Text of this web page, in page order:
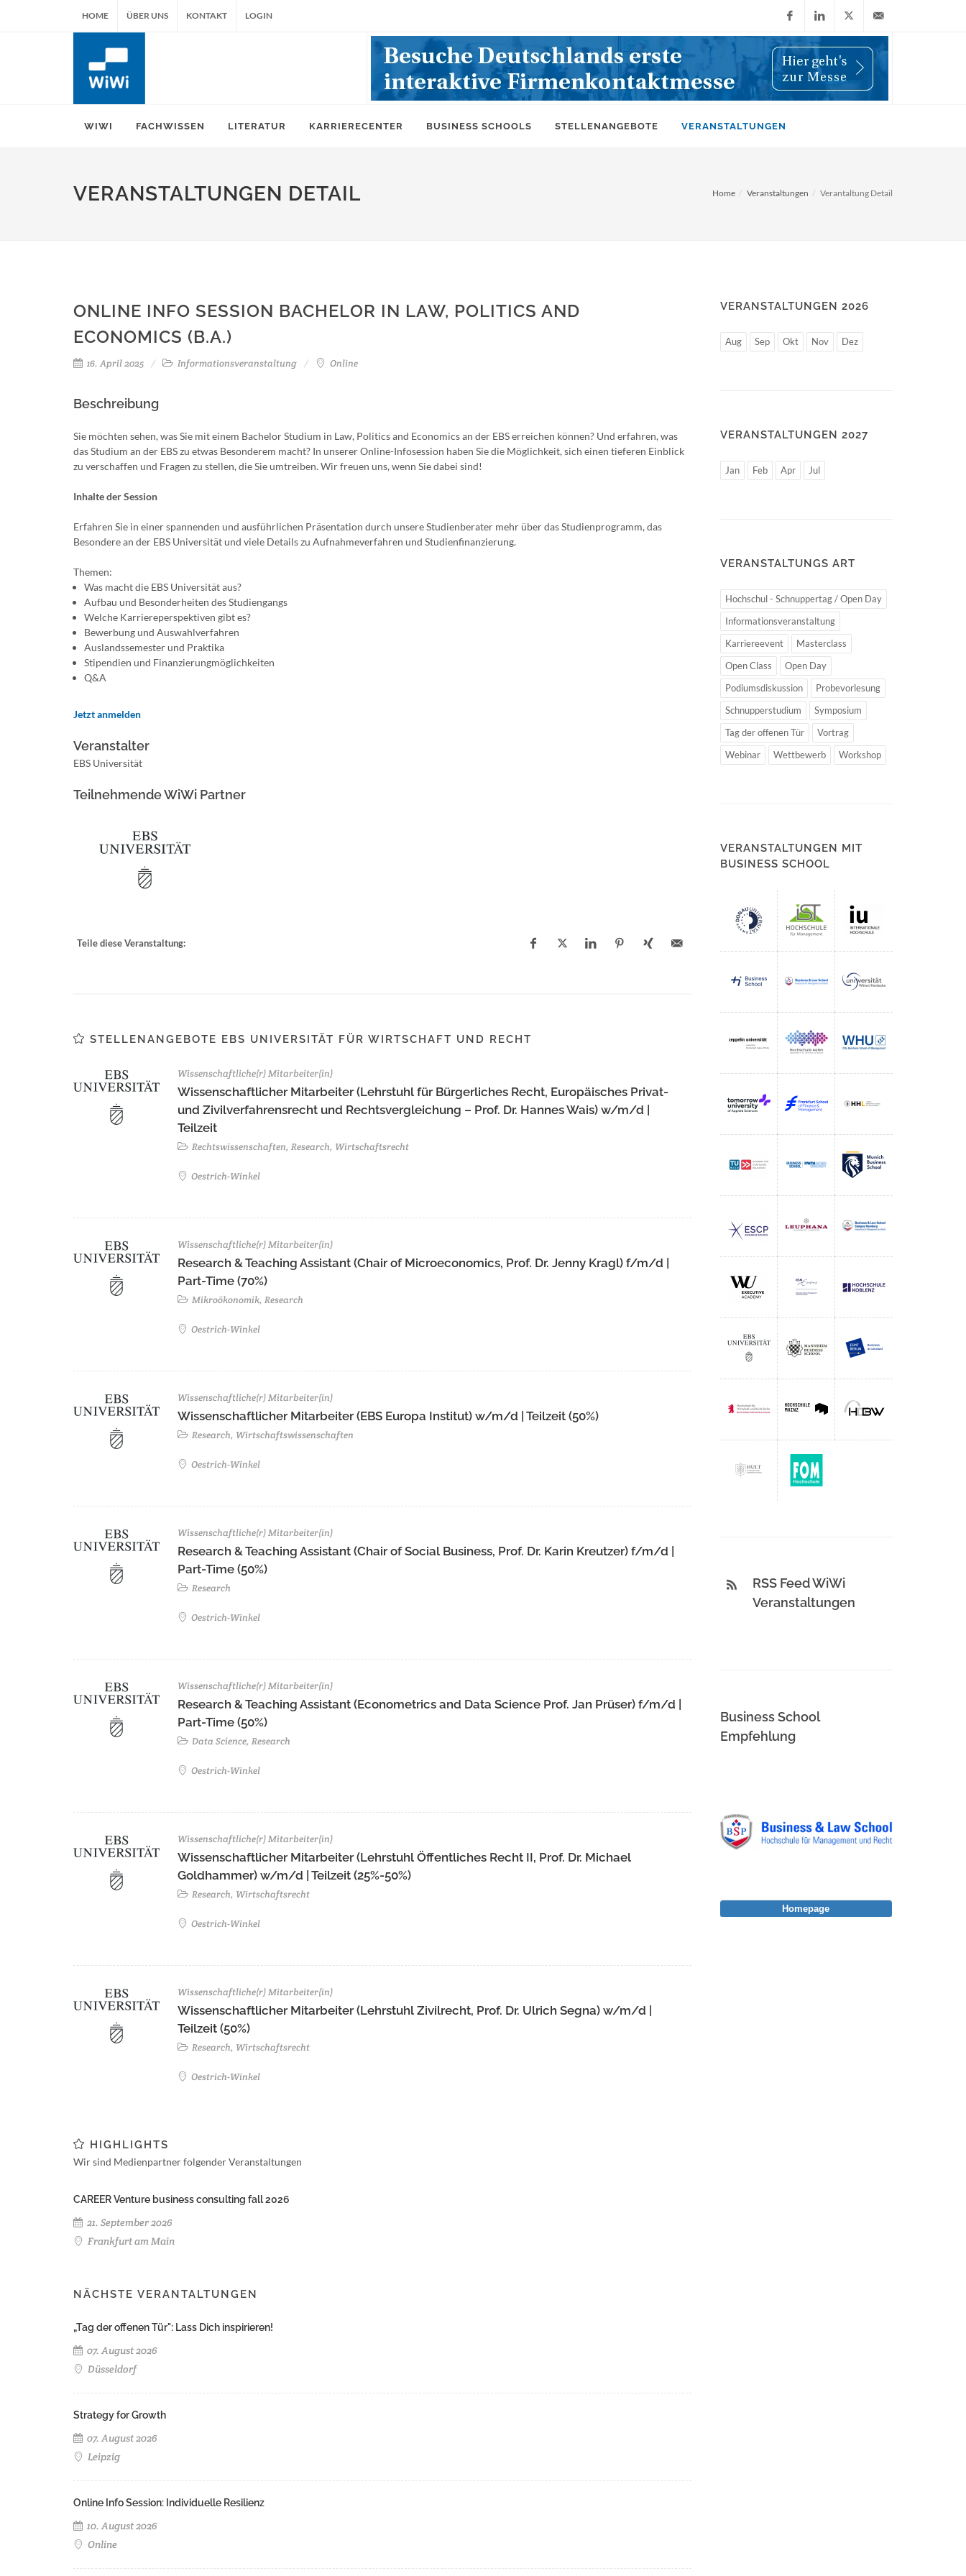
HOME ÜBER UNS KONTAKT LOGIN
FacebookLinkedIn
X
(Twitter)
info@wiwi-
WIWI FACHWISSEN LITERATUR KARRIERECENTER BUSINESS SCHOOLS STELLENANGEBOTE VERANSTALTUNGEN
VERANSTALTUNGEN DETAIL Home Veranstaltungen Verantaltung Detail
ONLINE INFO SESSION BACHELOR IN LAW, POLITICS AND
ECONOMICS (B.A.)
16. April 2025 Informationsveranstaltung Online
Beschreibung
Sie möchten sehen, was Sie mit einem Bachelor Studium in Law, Politics and Economics an der EBS erreichen können? Und erfahren, was
das Studium an der EBS zu etwas Besonderem macht? In unserer Online-Infosession haben Sie die Möglichkeit, sich einen tieferen Einblick
zu verschaffen und Fragen zu stellen, die Sie umtreiben. Wir freuen uns, wenn Sie dabei sind!
Inhalte der Session
Erfahren Sie in einer spannenden und ausführlichen Präsentation durch unsere Studienberater mehr über das Studienprogramm, das
Besondere an der EBS Universität und viele Details zu Aufnahmeverfahren und Studienfinanzierung.
Themen:
Was macht die EBS Universität aus?
Aufbau und Besonderheiten des Studiengangs
Welche Karriereperspektiven gibt es?
Bewerbung und Auswahlverfahren
Auslandssemester und Praktika
Stipendien und Finanzierungmöglichkeiten
Q&A
Jetzt anmelden
Veranstalter
EBS Universität
Teilnehmende WiWi Partner
Teile diese Veranstaltung:
STELLENANGEBOTE EBS UNIVERSITÄT FÜR WIRTSCHAFT UND RECHT
Wissenschaftliche(r) Mitarbeiter(in)
Wissenschaftlicher Mitarbeiter (Lehrstuhl für Bürgerliches Recht, Europäisches Privat-
und Zivilverfahrensrecht und Rechtsvergleichung – Prof. Dr. Hannes Wais) w/m/d |
Teilzeit
Rechtswissenschaften, Research, Wirtschaftsrecht
Oestrich-Winkel
Wissenschaftliche(r) Mitarbeiter(in)
Research & Teaching Assistant (Chair of Microeconomics, Prof. Dr. Jenny Kragl) f/m/d |
Part-Time (70%)
Mikroökonomik, Research
Oestrich-Winkel
Wissenschaftliche(r) Mitarbeiter(in)
Wissenschaftlicher Mitarbeiter (EBS Europa Institut) w/m/d | Teilzeit (50%)
Research, Wirtschaftswissenschaften
Oestrich-Winkel
Wissenschaftliche(r) Mitarbeiter(in)
Research & Teaching Assistant (Chair of Social Business, Prof. Dr. Karin Kreutzer) f/m/d |
Part-Time (50%)
Research
Oestrich-Winkel
Wissenschaftliche(r) Mitarbeiter(in)
Research & Teaching Assistant (Econometrics and Data Science Prof. Jan Prüser) f/m/d |
Part-Time (50%)
Data Science, Research
Oestrich-Winkel
Wissenschaftliche(r) Mitarbeiter(in)
Wissenschaftlicher Mitarbeiter (Lehrstuhl Öffentliches Recht II, Prof. Dr. Michael
Goldhammer) w/m/d | Teilzeit (25%-50%)
Research, Wirtschaftsrecht
Oestrich-Winkel
Wissenschaftliche(r) Mitarbeiter(in)
Wissenschaftlicher Mitarbeiter (Lehrstuhl Zivilrecht, Prof. Dr. Ulrich Segna) w/m/d |
Teilzeit (50%)
Research, Wirtschaftsrecht
Oestrich-Winkel
HIGHLIGHTS
Wir sind Medienpartner folgender Veranstaltungen
CAREER Venture business consulting fall 2026
21. September 2026
Frankfurt am Main
NÄCHSTE VERANTALTUNGEN
„Tag der offenen Tür": Lass Dich inspirieren!
07. August 2026
Düsseldorf
Strategy for Growth
07. August 2026
Leipzig
Online Info Session: Individuelle Resilienz
10. August 2026
Online
VERANSTALTUNGEN 2026
Aug Sep Okt Nov Dez
VERANSTALTUNGEN 2027
Jan Feb Apr Jul
VERANSTALTUNGS ART
Hochschul - Schnuppertag / Open Day
Informationsveranstaltung
Karriereevent
Masterclass
Open Class
Open Day
Podiumsdiskussion
Probevorlesung
Schnupperstudium
Symposium
Tag der offenen Tür
Vortrag
Webinar
Wettbewerb Workshop
VERANSTALTUNGEN MIT
BUSINESS SCHOOL
RSS Feed WiWi
Veranstaltungen
Business School
Empfehlung
Homepage